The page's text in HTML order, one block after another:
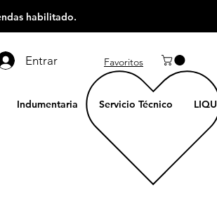
habilitado.
Entrar Favoritos
Indumentaria Servicio Técnico